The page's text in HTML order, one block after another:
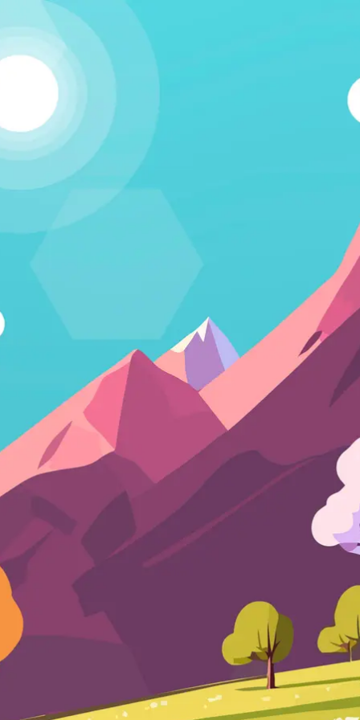
Kapcsolódj!
A Humania rendszerbe Google felhasználói fiókkal lehet
belépni. Fontos számunkra, hogy létező emberek
vegyenek a közösségünkben részt, és ezért nem lehet
csak úgy, tetszőleges e-mail címmel regisztrálni.
Belépés Google fiókkal